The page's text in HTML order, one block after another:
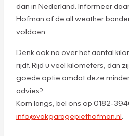
dan in Nederland. Informeer
Hofman of de all weather
voldoen.
Denk ook na over het aantal
rijdt. Rijd u veel kilometers, dan
goede optie omdat deze minder
advies?
Kom langs, bel ons op 0182-
info@vakgaragepiethofman.nl